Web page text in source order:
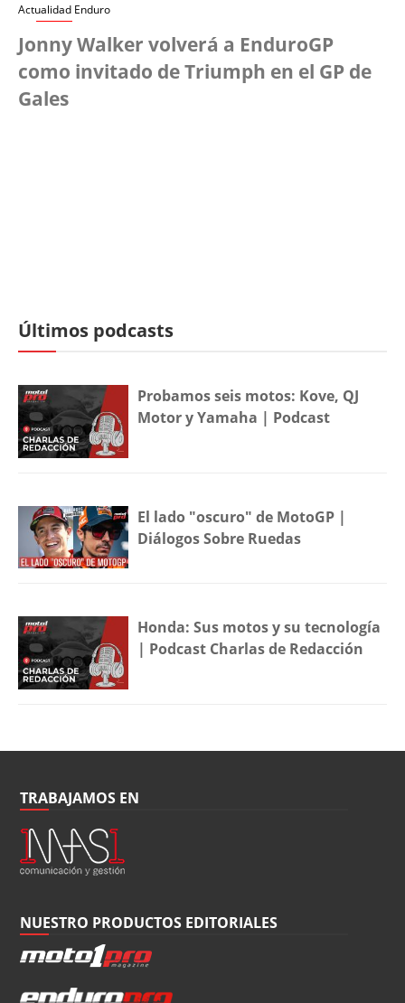
Actualidad Enduro
Jonny Walker volverá a EnduroGP
como invitado de Triumph en el GP de
Gales
Últimos podcasts
Probamos seis motos: Kove, QJ
Motor y Yamaha | Podcast
El lado "oscuro" de MotoGP |
Diálogos Sobre Ruedas
Honda: Sus motos y su tecnología
| Podcast Charlas de Redacción
TRABAJAMOS EN
NUESTRO PRODUCTOS EDITORIALES